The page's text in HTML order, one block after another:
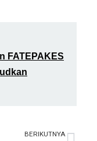
FATEPAKES
BERIKUTNYA